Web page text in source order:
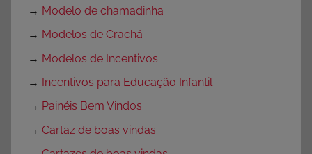
→ Modelo de chamadinha
→ Modelos de Crachá
→ Modelos de Incentivos
→ Incentivos para Educação Infantil
→ Painéis Bem Vindos
→ Cartaz de boas vindas